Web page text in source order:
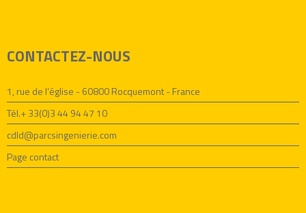
CONTACTEZ-NOUS
1, rue de l’église - 60800 Rocquemont - France
Tél.+ 33(0)3 44 94 47 10
cdld@parcsingenierie.com
Page contact